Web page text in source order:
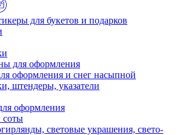
для букетов и подарков
для оформления
оформления и снег насыпной
штендеры, указатели
оформления
световые украшения, свето-